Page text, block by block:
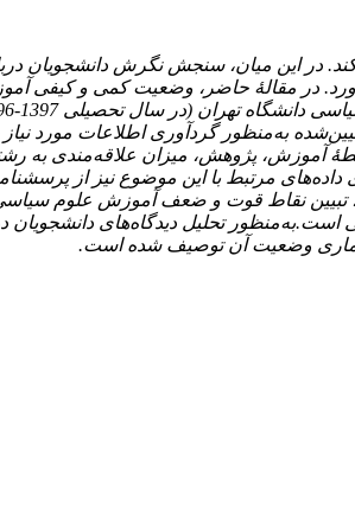
کند. در این میان، سنجش نگرش دانشجویان
در مقالۀ حاضر، وضعیت کمی و کیفی
95 درصد ارائه شده است. حجم نمونۀ تعیین‌شده به‌منظور گردآوری
آموزش، پژوهش، میزان علاقه‌مندی به
مرتبط با این موضوع نیز از
تبیین نقاط قوت و ضعف آموزش علوم
است.به‌منظور تحلیل دیدگاه‌های دانشجویان
آماری وضعیت آن توصیف شده است.